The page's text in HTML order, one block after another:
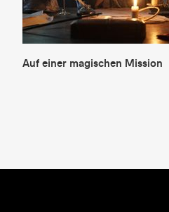
Auf einer magischen Mission